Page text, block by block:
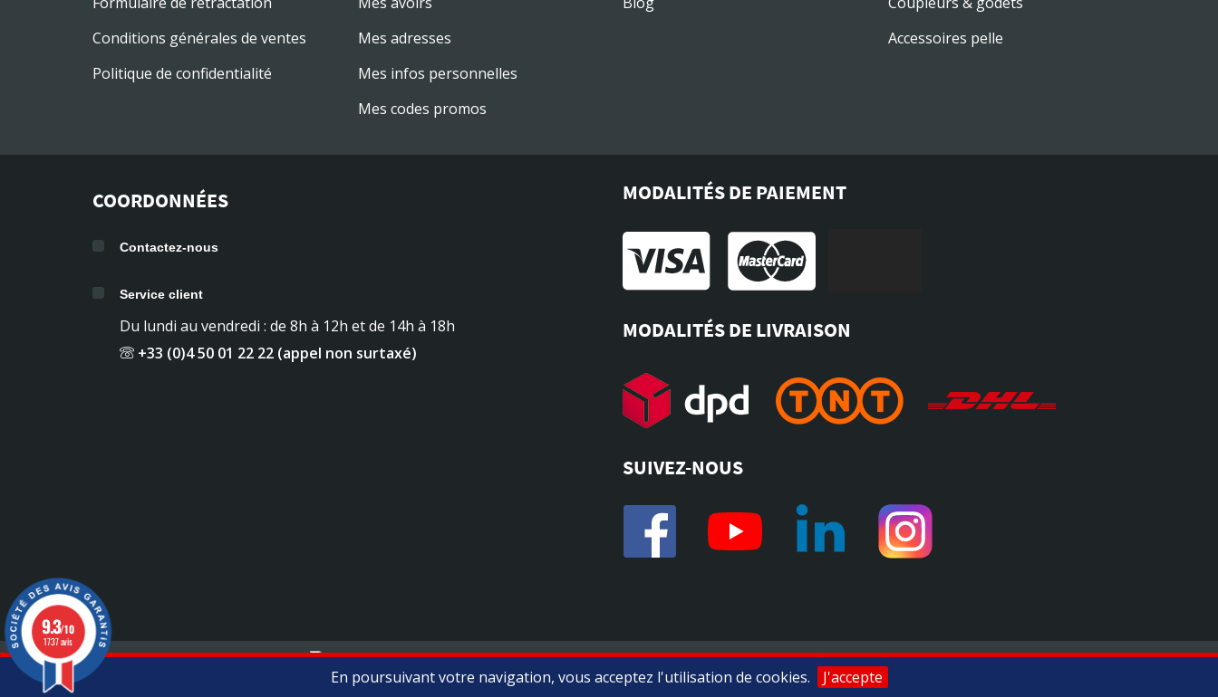
En poursuivant votre navigation, vous acceptez l'utilisation de cookies. J'accepte
Conditions générales de ventes
Politique de confidentialité
Mes adresses
Mes infos personnelles
Mes codes promos
Accessoires pelle
COORDONNÉES
Contactez-nous
Service client
Du lundi au vendredi : de 8h à 12h et de 14h à 18h
+33 (0)4 50 01 22 22 (appel non surtaxé)
MODALITÉS DE PAIEMENT
MODALITÉS DE LIVRAISON
SUIVEZ-NOUS
Marchand approuvé par la Société des Avis Garantis, cliquez ici pour vérifier.
9.3/10
1737 avis